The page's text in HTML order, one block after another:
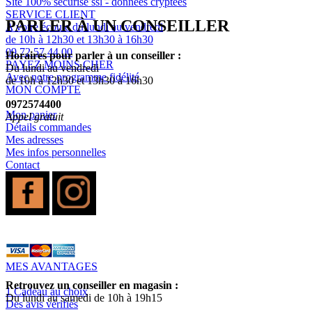
SERVICE CLIENT
A votre écoute du lundi au vendredi
de 10h à 12h30 et 13h30 à 16h30
09 72 57 44 00
PAYEZ MOINS CHER
Avec notre programme fidélité
MON COMPTE
Mon panier
Détails commandes
Mes adresses
Mes infos personnelles
Contact
MES AVANTAGES
1 Cadeau au choix
Des avis vérifiés
PARLER À UN CONSEILLER
Horaires pour parler à un conseiller :
Du lundi au vendredi
de 10h à 12h30 et 13h30 à 16h30
0972574400
Appel gratuit
Retrouvez un conseiller en magasin :
Du lundi au samedi de 10h à 19h15